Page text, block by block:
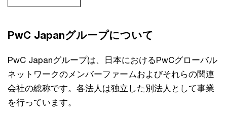
PwC Japanグループについて
PwC Japanグループは、日本におけるPwCグローバル
ネットワークのメンバーファームおよびそれらの関連
会社の総称です。各法人は独立した別法人として事業
を行っています。